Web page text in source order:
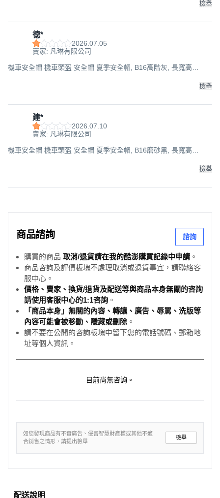
檢舉
德*
2026.07.05
賣家: 凡琳有限公司
機車安全帽 機車頭盔 安全帽 夏季安全帽, B16高階灰, 長寬高
檢舉
建*
2026.07.10
賣家: 凡琳有限公司
機車安全帽 機車頭盔 安全帽 夏季安全帽, B16磨砂黑, 長寬高
檢舉
商品諮詢 諮詢
購買的商品 取消/退貨請在我的酷澎購買記錄中申請 。
商品咨詢及評價板塊不處理取消或退貨事宜，請聯絡客
服中心。
價格、賣家、換貨/退貨及配送等與商品本身無關的咨詢
請使用客服中心的1:1咨詢 。
「商品本身」無關的內容、轉讓、廣告、辱罵、洗版等
內容可能會被移動、隱藏或刪除。
請不要在公開的咨詢板塊中留下您的電話號碼、郵箱地
址等個人資訊。
目前尚無咨詢。
如您發現商品有不實廣告、侵害智慧財產權或其他不適
合銷售之情形，請提出檢舉
檢舉
配送說明